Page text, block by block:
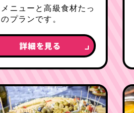
ニューと高級食材たっ
プランです。
詳細を見る